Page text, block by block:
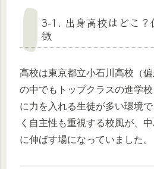
3-1. 出身高校はどこ
徴
高校は東京都立小石川高校（
の中でもトップクラスの進学
に力を入れる生徒が多い環境
く自主性も重視する校風が、
に伸ばす場になっていました。